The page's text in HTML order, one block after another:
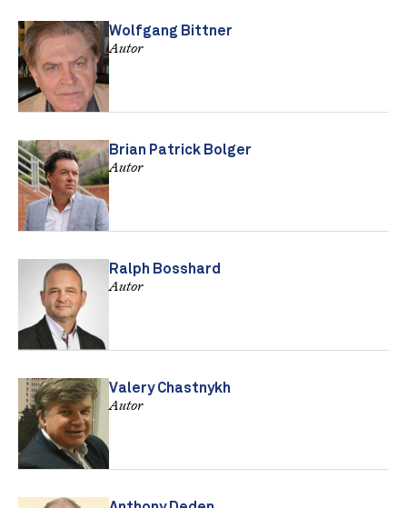
Wolfgang Bittner
Autor
Brian Patrick Bolger
Autor
Ralph Bosshard
Autor
Valery Chastnykh
Autor